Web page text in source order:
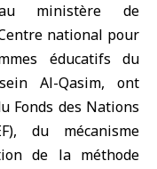
au ministère de
national pour
éducatifs du
Al-Qasim, ont
Fonds des Nations
du mécanisme
de la méthode